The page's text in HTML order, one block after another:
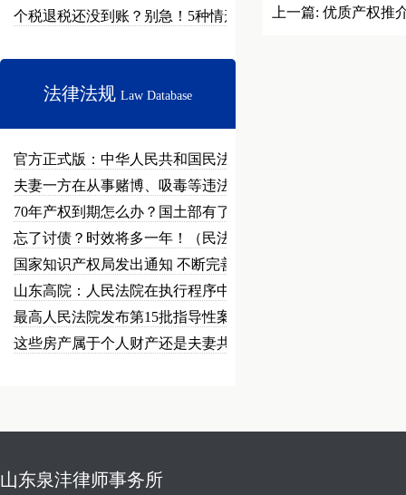
个税退税还没到账？别急！5种情形…
法律法规 Law Database
官方正式版：中华人民共和国民法总…
夫妻一方在从事赌博、吸毒等违法犯…
70年产权到期怎么办？国土部有了…
忘了讨债？时效将多一年！（民法草…
国家知识产权局发出通知 不断完善…
山东高院：人民法院在执行程序中可…
最高人民法院发布第15批指导性案…
这些房产属于个人财产还是夫妻共同…
上一篇: 优质产权推
山东泉沣律师事务所